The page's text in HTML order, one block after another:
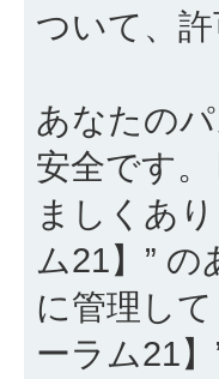
ついて、
あなたの
安全です
ましくあ
ム21】”
に管理し
ーラム21